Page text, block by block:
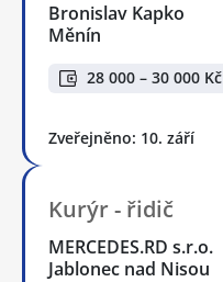
Bronislav Kapko
Měnín
28 000 – 30 000 Kč
Zveřejněno: 10. září
Kurýr - řidič
MERCEDES.RD s.r.o.
Jablonec nad Nisou